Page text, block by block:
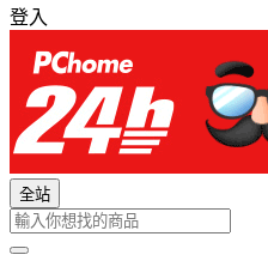
登入
全站